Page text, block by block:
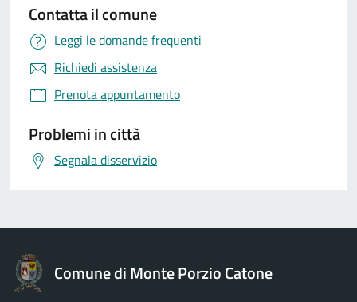
Contatta il comune
Leggi le domande frequenti
Richiedi assistenza
Prenota appuntamento
Problemi in città
Segnala disservizio
Comune di Monte Porzio Catone